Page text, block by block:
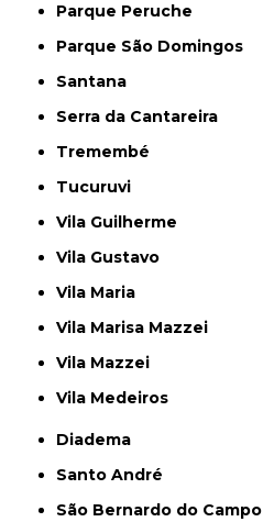
Parque Peruche
Parque São Domingos
Santana
Serra da Cantareira
Tremembé
Tucuruvi
Vila Guilherme
Vila Gustavo
Vila Maria
Vila Marisa Mazzei
Vila Mazzei
Vila Medeiros
Diadema
Santo André
São Bernardo do Campo